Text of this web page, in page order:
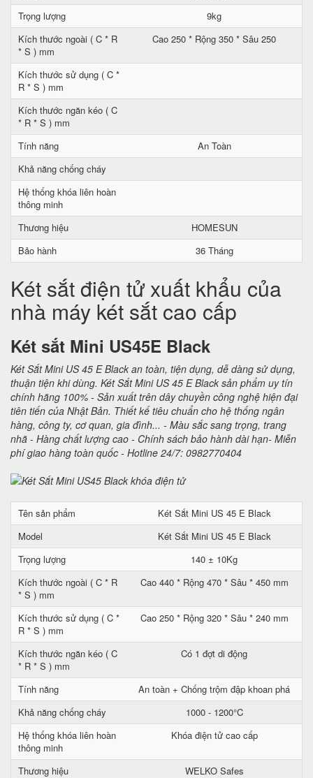
Trọng lượng
9kg
Kích thước ngoài ( C * R
* S ) mm
Cao 250 * Rộng 350 * Sâu 250
Kích thước sử dụng ( C *
R * S ) mm
Kích thước ngăn kéo ( C
* R * S ) mm
Tính năng
An Toàn
Khả năng chống cháy
Hệ thống khóa liên hoàn
thông minh
Thương hiệu
HOMESUN
Bảo hành
36 Tháng
Két sắt điện tử xuất khẩu của
nhà máy két sắt cao cấp
Két sắt Mini US45E Black
Két Sắt Mini US 45 E Black an toàn, tiện dụng, dễ dàng sử dụng,
thuận tiện khi dùng. Két Sắt Mini US 45 E Black sản phẩm uy tín
chính hãng 100% - Sản xuất trên dây chuyền công nghệ hiện đại
tiên tiến của Nhật Bản. Thiết kế tiêu chuẩn cho hệ thống ngân
hàng, công ty, cơ quan, gia đình... - Màu sắc sang trọng, trang
nhã - Hàng chất lượng cao - Chính sách bảo hành dài hạn- Miễn
phí giao hàng toàn quốc - Hotline 24/7: 0982770404
Tên sản phẩm
Két Sắt Mini US 45 E Black
Model
Két Sắt Mini US 45 E Black
Trọng lượng
140 ± 10Kg
Kích thước ngoài ( C * R
* S ) mm
Cao 440 * Rộng 470 * Sâu * 450 mm
Kích thước sử dụng ( C *
R * S ) mm
Cao 250 * Rộng 320 * Sâu * 240 mm
Kích thước ngăn kéo ( C
* R * S ) mm
Có 1 đợt di động
Tính năng
An toàn + Chống trộm đập khoan phá
Khả năng chống cháy
1000 - 1200°C
Hệ thống khóa liên hoàn
thông minh
Khóa điện tử cao cấp
Thương hiệu
WELKO Safes